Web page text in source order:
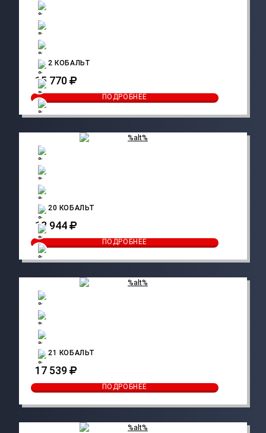
CO 2 КОБАЛЬТ
15 770
ПОДРОБНЕЕ
CO 20 КОБАЛЬТ
13 944
ПОДРОБНЕЕ
CO 21 КОБАЛЬТ
17 539
ПОДРОБНЕЕ